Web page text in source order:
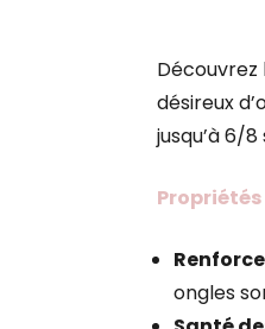
Découvrez
désireux
jusqu’à 6/
Propriétés
ongles